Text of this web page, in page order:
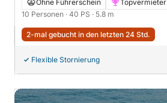
Ohne Führerschein
Topvermieter
10 Personen · 40 PS · 5.8 m
2-mal gebucht in den letzten 24 Std.
Flexible Stornierung